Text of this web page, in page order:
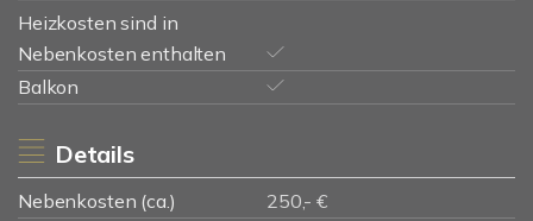
Heizkosten sind in
Nebenkosten enthalten
Balkon
Details
Nebenkosten (ca.)
250,- €